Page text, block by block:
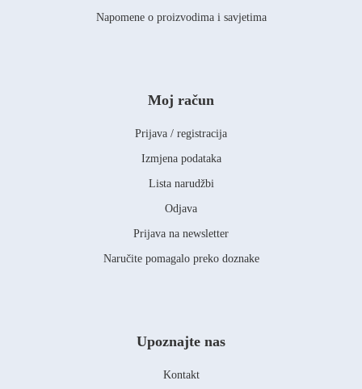
Napomene o proizvodima i savjetima
Moj račun
Prijava / registracija
Izmjena podataka
Lista narudžbi
Odjava
Prijava na newsletter
Naručite pomagalo preko doznake
Upoznajte nas
Kontakt